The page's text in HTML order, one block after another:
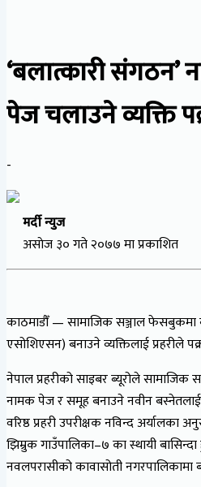
‘बलात्कारी
पेज चलाउने व्यक्ति
-
मर्दी न्युज
असाेज ३० गते २०७७ मा प्रकाशित
काठमाडौँ — सामाजिक सञ्जाल फेसबुकमा
एसोशिएसन) बनाउने व्यक्तिलाई प्रहरीले
नेपाल प्रहरीको साइबर ब्यूरोले
नामक पेज र समूह बनाउने नवीन बस्नेतलाई
वरिष्ठ प्रहरी उपरीक्षक नविन्द अर्यालका
झिम्रुक गाउँपालिका–७ का स्थायी
नवलपरासीको कावासोती